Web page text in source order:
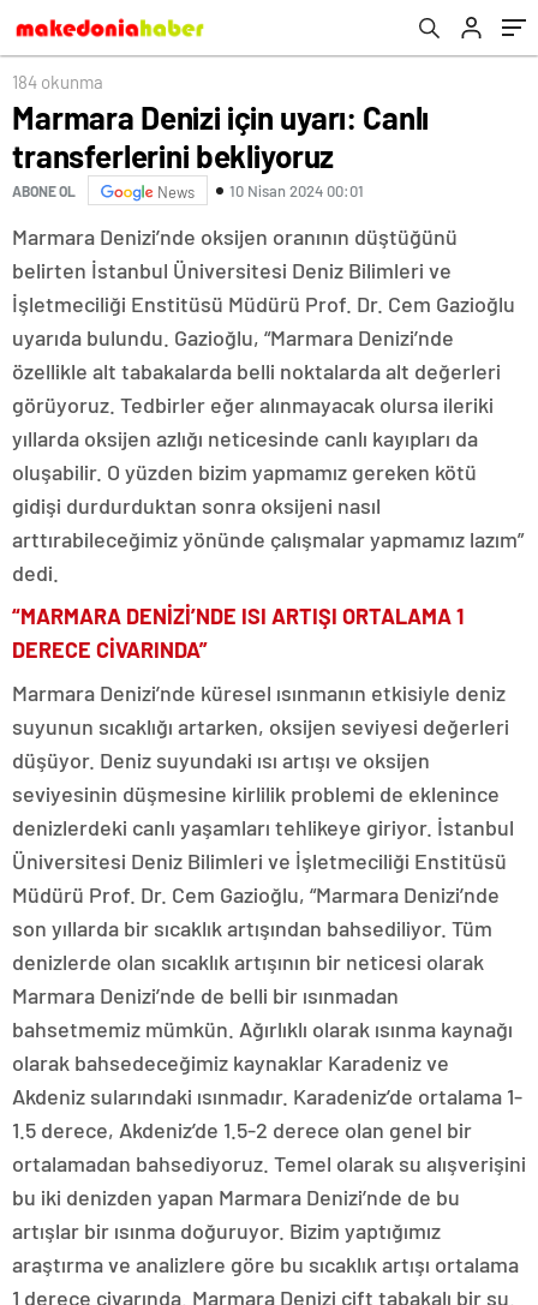
184 okunma
Marmara Denizi için uyarı: Canlı
transferlerini bekliyoruz
ABONE OL News 10 Nisan 2024 00:01
Marmara Denizi’nde oksijen oranının düştüğünü
belirten İstanbul Üniversitesi Deniz Bilimleri ve
İşletmeciliği Enstitüsü Müdürü Prof. Dr. Cem Gazioğlu
uyarıda bulundu. Gazioğlu, “Marmara Denizi’nde
özellikle alt tabakalarda belli noktalarda alt değerleri
görüyoruz. Tedbirler eğer alınmayacak olursa ileriki
yıllarda oksijen azlığı neticesinde canlı kayıpları da
oluşabilir. O yüzden bizim yapmamız gereken kötü
gidişi durdurduktan sonra oksijeni nasıl
arttırabileceğimiz yönünde çalışmalar yapmamız lazım”
dedi.
“MARMARA DENİZİ’NDE ISI ARTIŞI ORTALAMA 1
DERECE CİVARINDA”
Marmara Denizi’nde küresel ısınmanın etkisiyle deniz
suyunun sıcaklığı artarken, oksijen seviyesi değerleri
düşüyor. Deniz suyundaki ısı artışı ve oksijen
seviyesinin düşmesine kirlilik problemi de eklenince
denizlerdeki canlı yaşamları tehlikeye giriyor. İstanbul
Üniversitesi Deniz Bilimleri ve İşletmeciliği Enstitüsü
Müdürü Prof. Dr. Cem Gazioğlu, “Marmara Denizi’nde
son yıllarda bir sıcaklık artışından bahsediliyor. Tüm
denizlerde olan sıcaklık artışının bir neticesi olarak
Marmara Denizi’nde de belli bir ısınmadan
bahsetmemiz mümkün. Ağırlıklı olarak ısınma kaynağı
olarak bahsedeceğimiz kaynaklar Karadeniz ve
Akdeniz sularındaki ısınmadır. Karadeniz’de ortalama 1-
1.5 derece, Akdeniz’de 1.5-2 derece olan genel bir
ortalamadan bahsediyoruz. Temel olarak su alışverişini
bu iki denizden yapan Marmara Denizi’nde de bu
artışlar bir ısınma doğuruyor. Bizim yaptığımız
araştırma ve analizlere göre bu sıcaklık artışı ortalama
1 derece civarında. Marmara Denizi çift tabakalı bir su.